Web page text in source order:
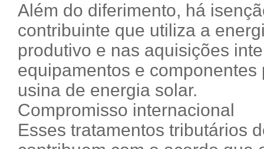
Além do diferimento, há
contribuinte que utiliza a
produtivo e nas aquisições
equipamentos e
usina de energia solar.
Compromisso internacional
Esses tratamentos tributários